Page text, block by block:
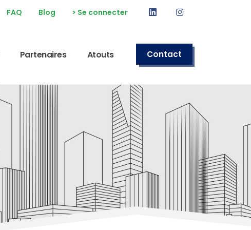
FAQ Blog > Se connecter LinkedinInstagram
Partenaires Atouts Contact